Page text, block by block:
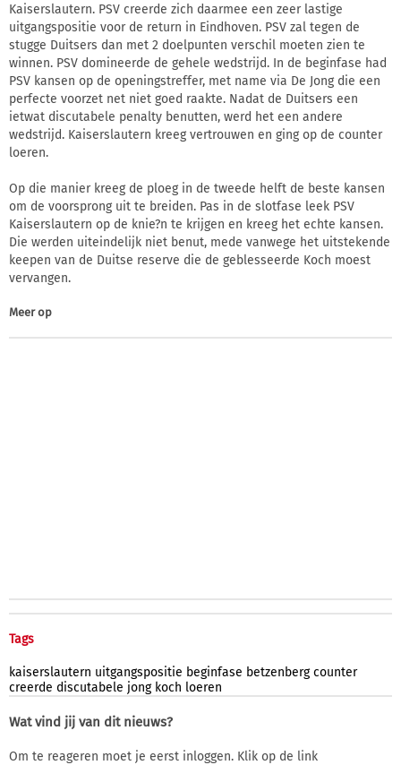
Kaiserslautern. PSV creerde zich daarmee een zeer lastige
uitgangspositie voor de return in Eindhoven. PSV zal tegen de
stugge Duitsers dan met 2 doelpunten verschil moeten zien te
winnen. PSV domineerde de gehele wedstrijd. In de beginfase had
PSV kansen op de openingstreffer, met name via De Jong die een
perfecte voorzet net niet goed raakte. Nadat de Duitsers een
ietwat discutabele penalty benutten, werd het een andere
wedstrijd. Kaiserslautern kreeg vertrouwen en ging op de counter
loeren.
Op die manier kreeg de ploeg in de tweede helft de beste kansen
om de voorsprong uit te breiden. Pas in de slotfase leek PSV
Kaiserslautern op de knie?n te krijgen en kreeg het echte kansen.
Die werden uiteindelijk niet benut, mede vanwege het uitstekende
keepen van de Duitse reserve die de geblesseerde Koch moest
vervangen.
Meer op
Tags
kaiserslautern uitgangspositie beginfase betzenberg counter
creerde discutabele jong koch loeren
Wat vind jij van dit nieuws?
Om te reageren moet je eerst inloggen. Klik op de link